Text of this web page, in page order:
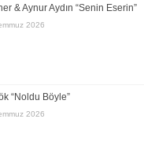
& Aynur Aydın “Senin Eserin”
2026
“Noldu Böyle”
2026